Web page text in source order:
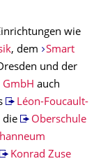
wie
, dem
Smart
und der
GmbH auch
Léon-Foucault-
die
Oberschule
Konrad Zuse